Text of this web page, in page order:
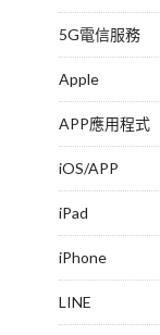
5G電信服務
Apple
APP應用程式
iOS/APP
iPad
iPhone
LINE